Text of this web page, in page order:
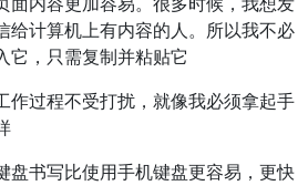
给计算机上有内容的人。所以我不必
它，只需复制并粘贴它
作过程不受打扰，就像我必须拿起手
盘书写比使用手机键盘更容易，更快